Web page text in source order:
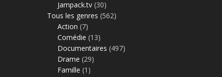
Jampack.tv (30)
Tous les genres (562)
Action (7)
Comédie (13)
Documentaires (497)
Drame (29)
Famille (1)